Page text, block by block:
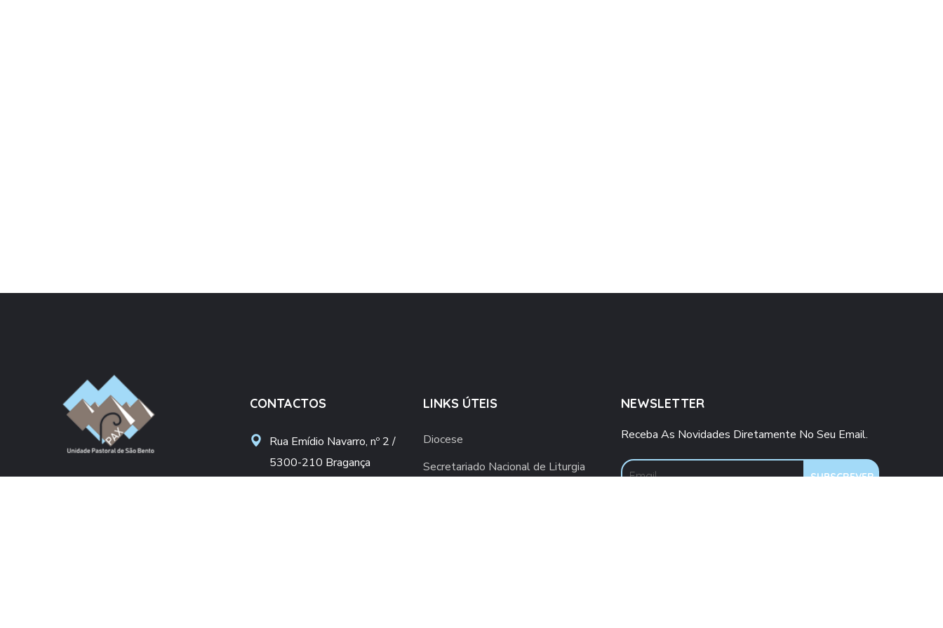
CONTACTOS
Rua Emídio Navarro, nº 2 /
5300-210 Bragança
LINKS ÚTEIS
Diocese
Secretariado Nacional de Liturgia
NEWSLETTER
Receba As Novidades Diretamente No Seu Email.